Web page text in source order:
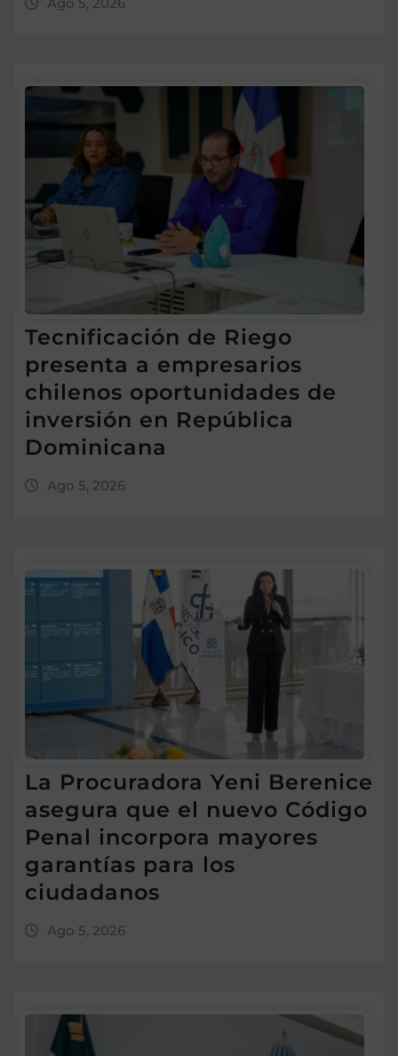
Tecnificación de Riego
presenta a empresarios
chilenos oportunidades de
inversión en República
Dominicana
Ago 5, 2026
La Procuradora Yeni Berenice
asegura que el nuevo Código
Penal incorpora mayores
garantías para los
ciudadanos
Ago 5, 2026